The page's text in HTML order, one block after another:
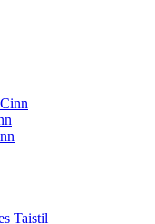
Taistil